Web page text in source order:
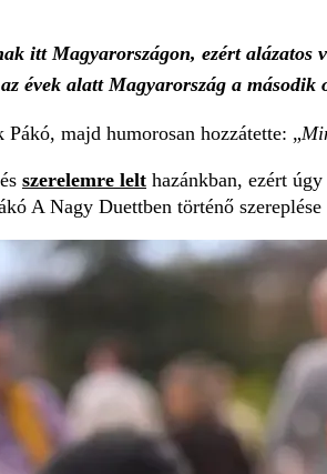
itt Magyarországon, ezért
az évek alatt Magyarország a második
Pákó, majd humorosan hozzátette: „
szerelemre lelt hazánkban, ezért
A Nagy Duettben történő